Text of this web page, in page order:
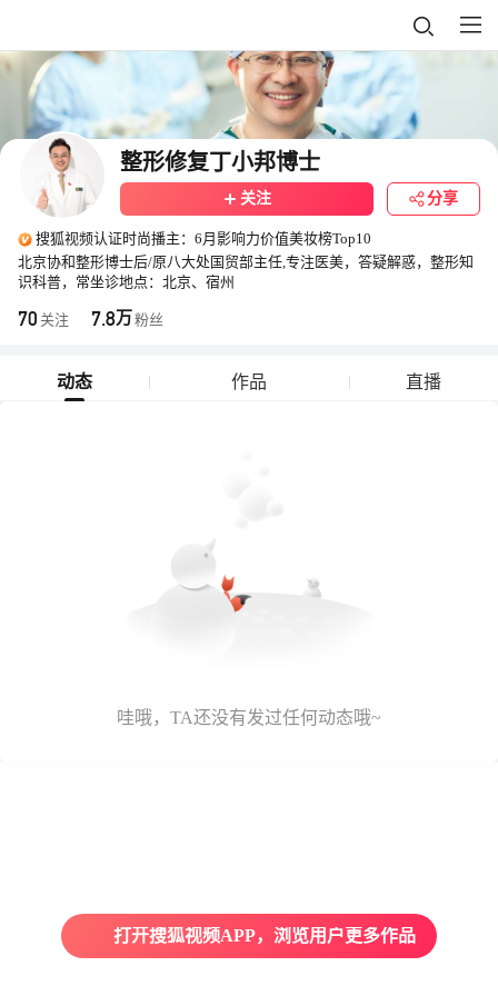
整形修复丁小邦博士
关注 分享
搜狐视频认证时尚播主：6月影响力价值美妆榜Top10
北京协和整形博士后/原八大处国贸部主任,专注医美，答疑解惑，整形知
识科普，常坐诊地点：北京、宿州
70 关注 7.8万 粉丝
动态 作品 直播
哇哦，TA还没有发过任何动态哦~
打开搜狐视频APP，浏览用户更多作品